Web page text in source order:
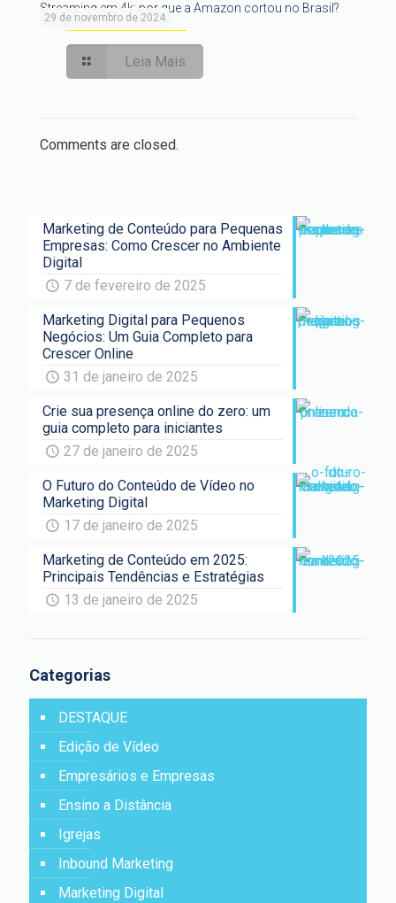
29 de novembro de 2024
Streaming em 4k: por que a Amazon cortou no Brasil?
Leia Mais
Comments are closed.
Marketing de Conteúdo para Pequenas
Empresas: Como Crescer no Ambiente
Digital
7 de fevereiro de 2025
Marketing Digital para Pequenos
Negócios: Um Guia Completo para
Crescer Online
31 de janeiro de 2025
Crie sua presença online do zero: um
guia completo para iniciantes
27 de janeiro de 2025
O Futuro do Conteúdo de Vídeo no
Marketing Digital
17 de janeiro de 2025
Marketing de Conteúdo em 2025:
Principais Tendências e Estratégias
13 de janeiro de 2025
Categorias
DESTAQUE
Edição de Vídeo
Empresários e Empresas
Ensino a Distância
Igrejas
Inbound Marketing
Marketing Digital